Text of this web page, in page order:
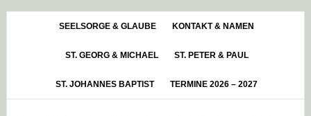
HauptsidebarSEELSORGE & GLAUBE KONTAKT & NAMEN
ST. GEORG & MICHAEL ST. PETER & PAUL
ST. JOHANNES BAPTIST TERMINE 2026 – 2027